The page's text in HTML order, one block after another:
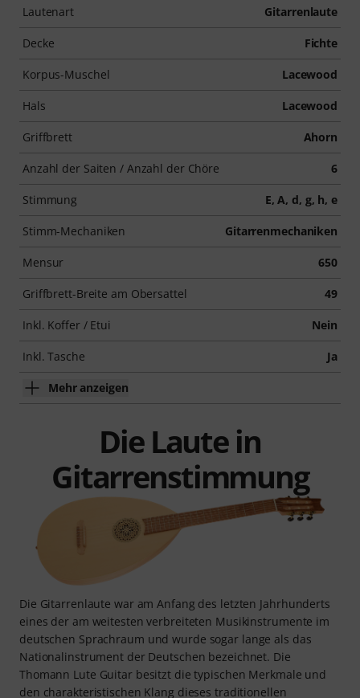
Lautenart Gitarrenlaute
Decke Fichte
Korpus-Muschel Lacewood
Hals Lacewood
Griffbrett Ahorn
Anzahl der Saiten / Anzahl der Chöre 6
Stimmung E, A, d, g, h, e
Stimm-Mechaniken Gitarrenmechaniken
Mensur 650
Griffbrett-Breite am Obersattel 49
Inkl. Koffer / Etui Nein
Inkl. Tasche Ja
Mehr anzeigen
Die Laute in
Gitarrenstimmung
Die Gitarrenlaute war am Anfang des letzten Jahrhunderts
eines der am weitesten verbreiteten Musikinstrumente im
deutschen Sprachraum und wurde sogar lange als das
Nationalinstrument der Deutschen bezeichnet. Die
Thomann Lute Guitar besitzt die typischen Merkmale und
den charakteristischen Klang dieses traditionellen